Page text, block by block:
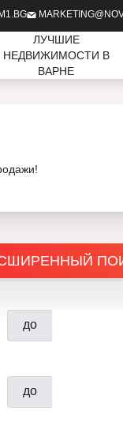
ЛУЧШИЕ
НЕДВИЖИМОСТИ В
ВАРНЕ
до
до